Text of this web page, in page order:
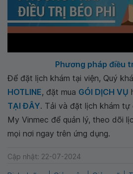
Phương pháp điều
Để đặt lịch khám tại viện, Quý
HOTLINE, đặt mua GÓI DỊCH VỤ
TẠI ĐÂY. Tải và đặt lịch khám tự
My Vinmec để quản lý, theo dõi
mọi nơi ngay trên ứng dụng.
Cập nhật: 22-07-2024